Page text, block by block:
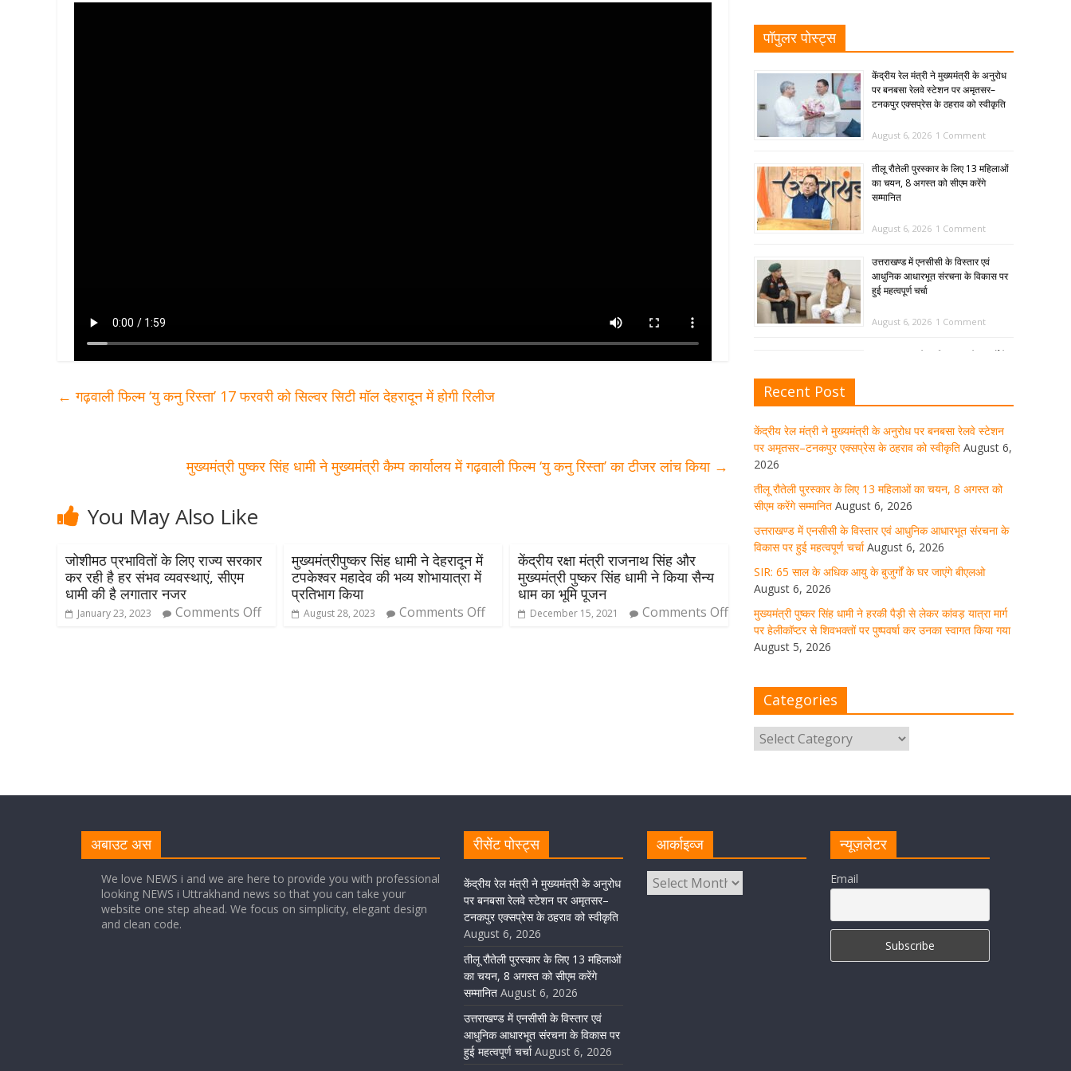
← गढ़वाली फिल्म ‘यु कनु रिस्ता’ 17 फरवरी को सिल्वर सिटी मॉल देहरादून में होगी रिलीज
मुख्यमंत्री पुष्कर सिंह धामी ने मुख्यमंत्री कैम्प कार्यालय में गढ़वाली फिल्म ‘यु कनु रिस्ता’ का टीजर लांच किया →
You May Also Like
जोशीमठ प्रभावितों के लिए राज्य सरकार
कर रही है हर संभव व्यवस्थाएं, सीएम
धामी की है लगातार नजर
January 23, 2023 Comments Off
मुख्यमंत्रीपुष्कर सिंह धामी ने देहरादून में
टपकेश्वर महादेव की भव्य शोभायात्रा में
प्रतिभाग किया
August 28, 2023 Comments Off
केंद्रीय रक्षा मंत्री राजनाथ सिंह और
मुख्यमंत्री पुष्कर सिंह धामी ने किया सैन्य
धाम का भूमि पूजन
December 15, 2021 Comments Off
पॉपुलर पोस्ट्स
केंद्रीय रेल मंत्री ने मुख्यमंत्री के अनुरोध
पर बनबसा रेलवे स्टेशन पर अमृतसर–
टनकपुर एक्सप्रेस के ठहराव को स्वीकृति
August 6, 2026 1 Comment
तीलू रौतेली पुरस्कार के लिए 13 महिलाओं
का चयन, 8 अगस्त को सीएम करेंगे
सम्मानित
August 6, 2026 1 Comment
उत्तराखण्ड में एनसीसी के विस्तार एवं
आधुनिक आधारभूत संरचना के विकास पर
हुई महत्वपूर्ण चर्चा
August 6, 2026 1 Comment
SIR: 65 साल के अधिक आयु के बुजुर्गों के
मुख्यमंत्री पुष्कर सिंह धामी ने हरकी पैड़ी से
किया गया
धर्मनगरी हरिद्वार में कांवड़ यात्रा के दौरान
अद्भुत संगम देखने को मिला
August 5, 2026 1 Comment
परोसा भोजन
August 5, 2026
देहरादून महानगर के अध्यक्ष सिद्धार्थ
August 5, 2026
हेलिकॉप्टर से पुष्पवर्षा और पैर धोकर किया
Recent Post
केंद्रीय रेल मंत्री ने मुख्यमंत्री के अनुरोध पर बनबसा रेलवे स्टेशन
पर अमृतसर–टनकपुर एक्सप्रेस के ठहराव को स्वीकृति August 6,
2026
तीलू रौतेली पुरस्कार के लिए 13 महिलाओं का चयन, 8 अगस्त को
सीएम करेंगे सम्मानित August 6, 2026
उत्तराखण्ड में एनसीसी के विस्तार एवं आधुनिक आधारभूत संरचना के
विकास पर हुई महत्वपूर्ण चर्चा August 6, 2026
SIR: 65 साल के अधिक आयु के बुजुर्गों के घर जाएंगे बीएलओ
August 6, 2026
मुख्यमंत्री पुष्कर सिंह धामी ने हरकी पैड़ी से लेकर कांवड़ यात्रा मार्ग
पर हेलीकॉप्टर से शिवभक्तों पर पुष्पवर्षा कर उनका स्वागत किया गया
August 5, 2026
Categories
अबाउट अस
We love NEWS i and we are here to provide you with professional
looking NEWS i Uttrakhand news so that you can take your
website one step ahead. We focus on simplicity, elegant design
and clean code.
रीसेंट पोस्ट्स
केंद्रीय रेल मंत्री ने मुख्यमंत्री के अनुरोध
पर बनबसा रेलवे स्टेशन पर अमृतसर–
टनकपुर एक्सप्रेस के ठहराव को स्वीकृति
August 6, 2026
तीलू रौतेली पुरस्कार के लिए 13 महिलाओं
का चयन, 8 अगस्त को सीएम करेंगे
सम्मानित August 6, 2026
उत्तराखण्ड में एनसीसी के विस्तार एवं
आधुनिक आधारभूत संरचना के विकास पर
हुई महत्वपूर्ण चर्चा August 6, 2026
आर्काइव्ज न्यूज़लेटर
Email